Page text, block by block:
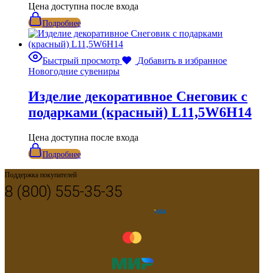
Цена доступна после входа
Подробнее
Быстрый просмотр
Добавить в избранное
Новогодние сувениры
Изделие декоративное Снеговик с
подарками (красный) L11,5W6H14
Цена доступна после входа
Подробнее
Поддержка покупателей
8 (800) 555-35-35